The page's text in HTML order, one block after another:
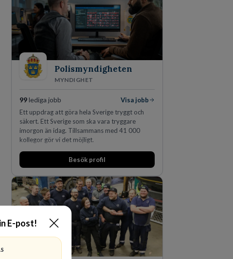
E-post!
på DLA Piper erbjuda våra klienter en unik,
effektiv och gränsöverskridande nordisk
expertis. På vårt kontor i centrala Stockholm är
vi idag drygt 240 medarbetare.
Polismyndigheten
MYNDIGHET
99lediga jobb
Visa jobb
Ett uppdrag att göra hela Sverige tryggt och
säkert. Ett Sverige som ska vara tryggare
imorgon än idag. Tillsammans med 41 000
kollegor gör vi det möjligt.
Besök profil